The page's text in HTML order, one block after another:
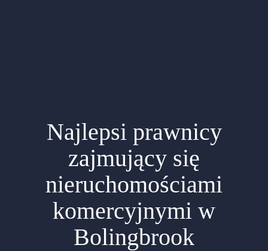
Najlepsi prawnicy
zajmujący się
nieruchomościami
komercyjnymi w
Bolingbrook